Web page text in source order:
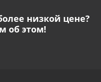
низкой цене?
об этом!